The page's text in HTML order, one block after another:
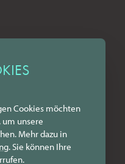
Cookies möchten
unsere
Mehr dazu in
. Sie können Ihre